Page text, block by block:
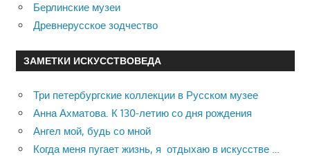
Берлинские музеи
Древнерусское зодчество
ЗАМЕТКИ ИСКУССТВОВЕДА
Три петербургские коллекции в Русском музее
Анна Ахматова. К 130-летию со дня рождения
Ангел мой, будь со мной
Когда меня пугает жизнь, я отдыхаю в искусстве …